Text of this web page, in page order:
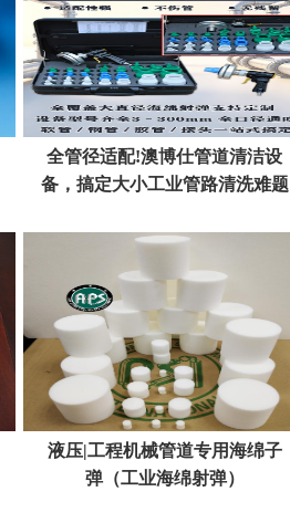
全管径适配!澳博仕管道清洁设
备，搞定大小工业管路清洗难题
液压|工程机械管道专用海绵子
弹（工业海绵射弹）